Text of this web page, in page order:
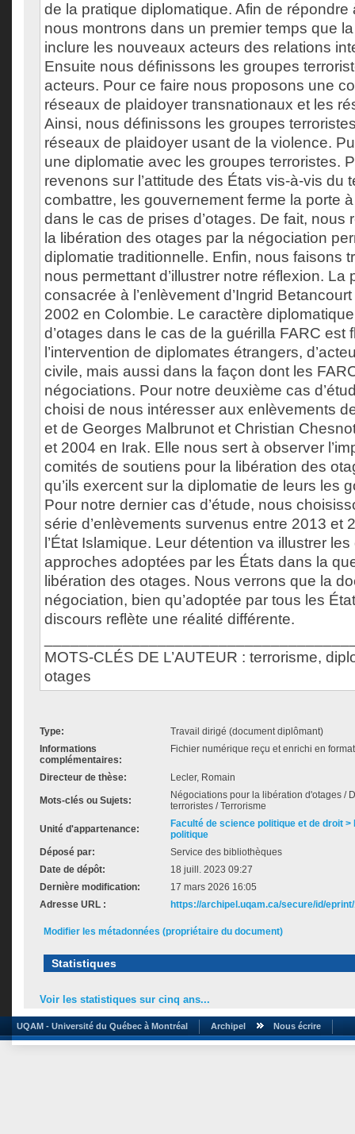
de la pratique diplomatique. Afin de
nous montrons dans un premier temps que
inclure les nouveaux acteurs des relations
Ensuite nous définissons les groupes
acteurs. Pour ce faire nous proposons une
réseaux de plaidoyer transnationaux et les
Ainsi, nous définissons les groupes
réseaux de plaidoyer usant de la violence.
une diplomatie avec les groupes terroristes.
revenons sur l’attitude des États vis-à-vis du
combattre, les gouvernement ferme la porte
dans le cas de prises d’otages. De fait, nous
la libération des otages par la négociation
diplomatie traditionnelle. Enfin, nous faisons
nous permettant d’illustrer notre réflexion. La
consacrée à l’enlèvement d’Ingrid
2002 en Colombie. Le caractère
d’otages dans le cas de la guérilla FARC est
l’intervention de diplomates étrangers,
civile, mais aussi dans la façon dont les
négociations. Pour notre deuxième cas
choisi de nous intéresser aux enlèvements
et de Georges Malbrunot et Christian
et 2004 en Irak. Elle nous sert à observer
comités de soutiens pour la libération des
qu’ils exercent sur la diplomatie de leurs les
Pour notre dernier cas d’étude, nous
série d’enlèvements survenus entre 2013 et
l’État Islamique. Leur détention va illustrer
approches adoptées par les États dans la
libération des otages. Nous verrons que la
négociation, bien qu’adoptée par tous les
discours reflète une réalité différente.
MOTS-CLÉS DE L’AUTEUR : terrorisme,
otages
Type:
Travail dirigé (document diplômant)
Informations
complémentaires:
Fichier numérique reçu et enrichi en
Directeur de thèse: Lecler, Romain
Mots-clés ou Sujets:
Négociations pour la libération d'otages /
terroristes / Terrorisme
Unité d'appartenance:
Faculté de science politique et de droit
politique
Déposé par:
Service des bibliothèques
Date de dépôt:
18 juill. 2023 09:27
Dernière modification:
17 mars 2026 16:05
Adresse URL :
https://archipel.uqam.ca/secure/id/
Modifier les métadonnées (propriétaire du document)
Statistiques
Voir les statistiques sur cinq ans...
UQAM - Université du Québec à Montréal Archipel Nous écrire